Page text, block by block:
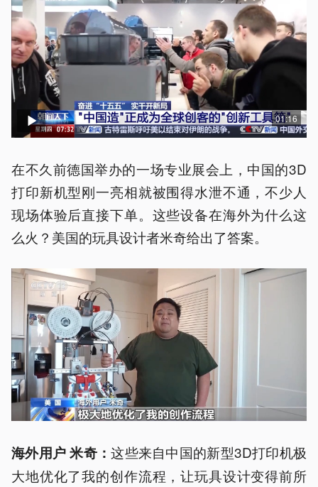
01:16
在不久前德国举办的一场专业展会上，中国的3D
打印新机型刚一亮相就被围得水泄不通，不少人
现场体验后直接下单。这些设备在海外为什么这
么火？美国的玩具设计者米奇给出了答案。
海外用户 米奇：这些来自中国的新型3D打印机极
大地优化了我的创作流程，让玩具设计变得前所